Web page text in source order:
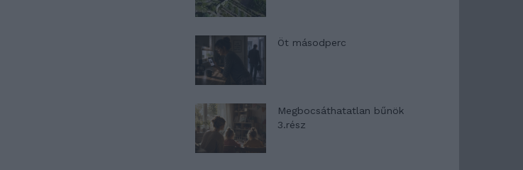
Öt másodperc
Megbocsáthatatlan bűnök
3.rész